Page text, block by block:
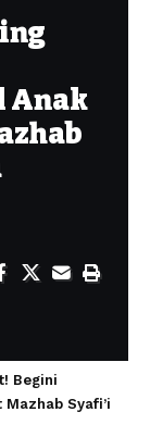
Anak
Begini
Syafi’i